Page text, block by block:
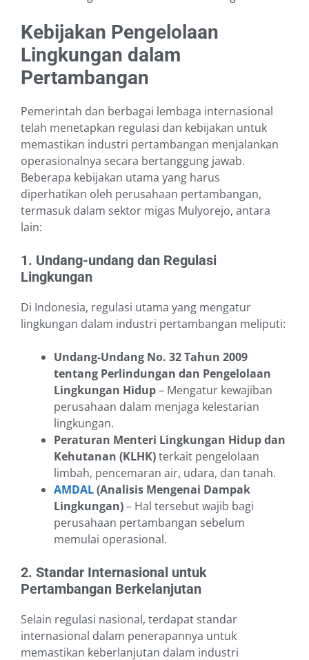
Kebijakan Pengelolaan
Lingkungan dalam
Pertambangan
Pemerintah dan berbagai lembaga internasional
telah menetapkan regulasi dan kebijakan untuk
memastikan industri pertambangan menjalankan
operasionalnya secara bertanggung jawab.
Beberapa kebijakan utama yang harus
diperhatikan oleh perusahaan pertambangan,
termasuk dalam sektor migas Mulyorejo, antara
lain:
1. Undang-undang dan Regulasi
Lingkungan
Di Indonesia, regulasi utama yang mengatur
lingkungan dalam industri pertambangan meliputi:
Undang-Undang No. 32 Tahun 2009
tentang Perlindungan dan Pengelolaan
Lingkungan Hidup– Mengatur kewajiban
perusahaan dalam menjaga kelestarian
lingkungan.
Peraturan Menteri Lingkungan Hidup dan
Kehutanan (KLHK)terkait pengelolaan
limbah, pencemaran air, udara, dan tanah.
AMDAL(Analisis Mengenai Dampak
Lingkungan)– Hal tersebut wajib bagi
perusahaan pertambangan sebelum
memulai operasional.
2. Standar Internasional untuk
Pertambangan Berkelanjutan
Selain regulasi nasional, terdapat standar
internasional dalam penerapannya untuk
memastikan keberlanjutan dalam industri